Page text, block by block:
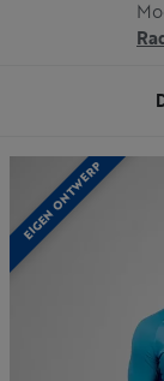
EIGEN ONTWERP